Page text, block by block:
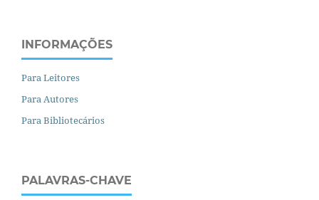
INFORMAÇÕES
Para Leitores
Para Autores
Para Bibliotecários
PALAVRAS-CHAVE